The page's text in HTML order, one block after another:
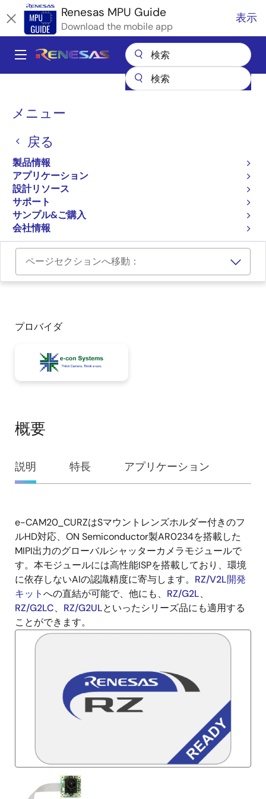
イ
ン
Renesas MPU Guide
Download the mobile app
表示
Main
メニュー
戻る
製品情報
アプリケーション
設計リソース
サポート
サンプル&ご購入
会社情報
パ
く
ず
マイクロコントローラとマイクロプロセッサ
e-con Systems e-CAM20 FHD Global Shutter Camera
e-con Systems e-CAM20
FHD Global Shutter
Camera
e-CAM20 FHD Global Shutter Camera
ページセクションへ移動：
プロバイダ
概要
概
要
説明 特長 アプリケーション
説
明
e-CAM20_CURZはSマウントレンズホルダー付きのフ
ルHD対応、ON Semiconductor製AR0234を搭載した
MIPI出力のグローバルシャッターカメラモジュールで
す。本モジュールには高性能ISPを搭載しており、環境
に依存しないAIの認識精度に寄与します。 RZ/V2L開発
キットへの直結が可能で、他にも、 RZ/G2L、
RZ/G2LC、 RZ/G2ULといったシリーズ品にも適用する
ことができます。